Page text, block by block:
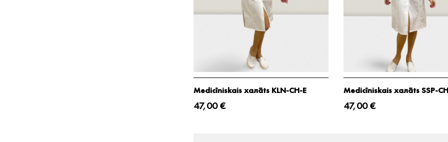
Medicīniskais халāts KLN-CH-E
47,00 €
Medicīniskais халāts SSP-
47,00 €